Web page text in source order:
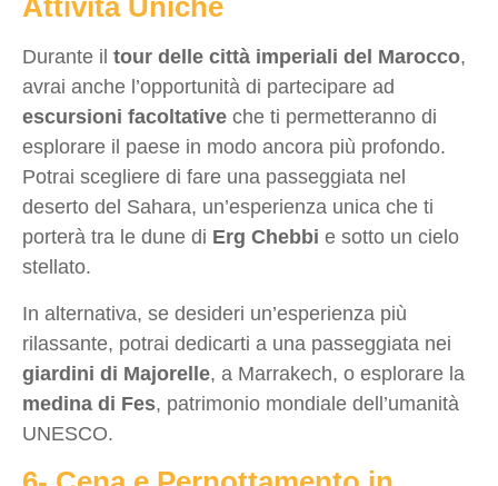
Attività Uniche
Durante il tour delle città imperiali del Marocco,
avrai anche l’opportunità di partecipare ad
escursioni facoltative che ti permetteranno di
esplorare il paese in modo ancora più profondo.
Potrai scegliere di fare una passeggiata nel
deserto del Sahara, un’esperienza unica che ti
porterà tra le dune di Erg Chebbi e sotto un cielo
stellato.
In alternativa, se desideri un’esperienza più
rilassante, potrai dedicarti a una passeggiata nei
giardini di Majorelle, a Marrakech, o esplorare la
medina di Fes, patrimonio mondiale dell’umanità
UNESCO.